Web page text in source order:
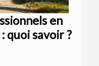
en
quoi savoir ?